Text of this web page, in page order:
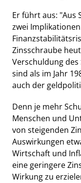
Er führt aus: "Aus
zwei
Zinsschraube
Verschuldung
sind als im Jahr
auch der
Denn je mehr
Menschen und
von steigenden
Auswirkungen
Wirtschaft und
eine geringere
Wirkung zu